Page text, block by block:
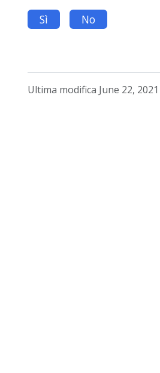
Sì No
Ultima modifica June 22,